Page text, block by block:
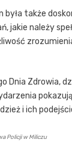
także
należy
Dnia Zdrowia,
i ich
Policji w Miliczu